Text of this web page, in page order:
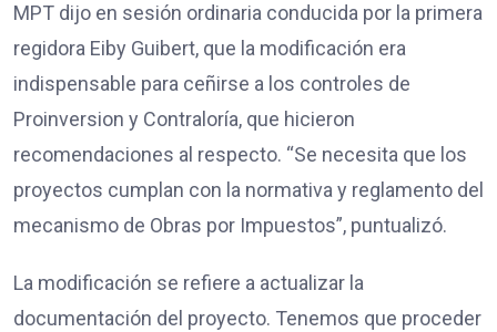
MPT dijo en sesión ordinaria conducida por la primera
regidora Eiby Guibert, que la modificación era
indispensable para ceñirse a los controles de
Proinversion y Contraloría, que hicieron
recomendaciones al respecto. “Se necesita que los
proyectos cumplan con la normativa y reglamento del
mecanismo de Obras por Impuestos”, puntualizó.
La modificación se refiere a actualizar la
documentación del proyecto. Tenemos que proceder